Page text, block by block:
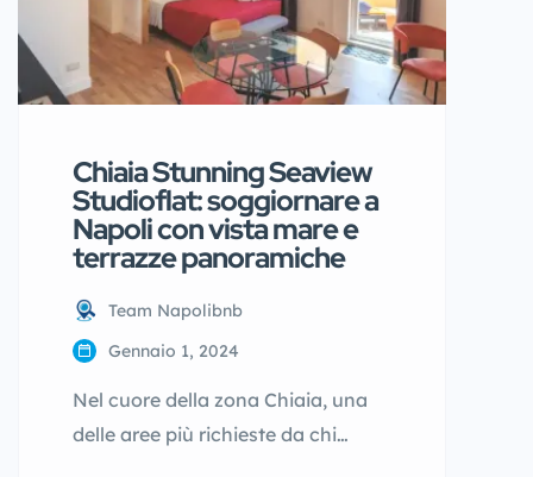
Chiaia Stunning Seaview
Studioflat: soggiornare a
Napoli con vista mare e
terrazze panoramiche
Team Napolibnb
Gennaio 1, 2024
Nel cuore della zona Chiaia, una
delle aree più richieste da chi